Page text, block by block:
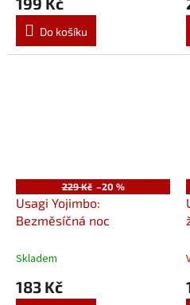
Do košíku
229 Kč –20 %
Usagi Yojimbo:
Bezměsíčná noc
Skladem
183 Kč